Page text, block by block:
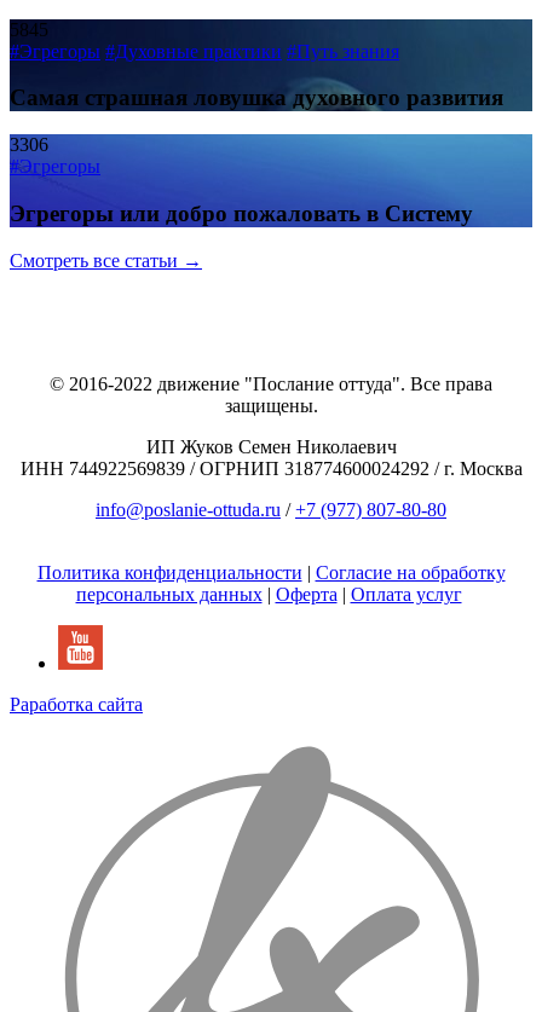
5845
#Эгрегоры #Духовные практики #Путь знания
Самая страшная ловушка духовного развития
3306
#Эгрегоры
Эгрегоры или добро пожаловать в Систему
Смотреть все статьи →
© 2016-2022 движение "Послание оттуда". Все права
защищены.
ИП Жуков Семен Николаевич
ИНН 744922569839 / ОГРНИП 318774600024292 / г. Москва
info@poslanie-ottuda.ru /+7 (977) 807-80-80
Политика конфиденциальности | Согласие на обработку
персональных данных | Оферта | Оплата услуг
Раработка сайта